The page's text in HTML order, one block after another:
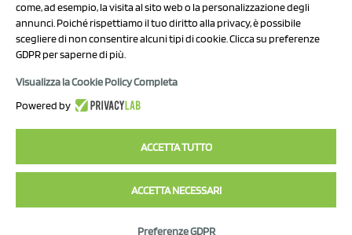
P.I/C.F. 01041460369
REA: MO 208553
Capitale sociale Euro 50.000,00 i.v.
come, ad esempio, la visita al sito web o la personalizzazione degli
annunci. Poiché rispettiamo il tuo diritto alla privacy, è possibile
scegliere di non consentire alcuni tipi di cookie. Clicca su preferenze
GDPR per saperne di più.
Visualizza la Cookie Policy Completa
Powered by
ACCETTA TUTTO
ACCETTA NECESSARI
Preferenze GDPR